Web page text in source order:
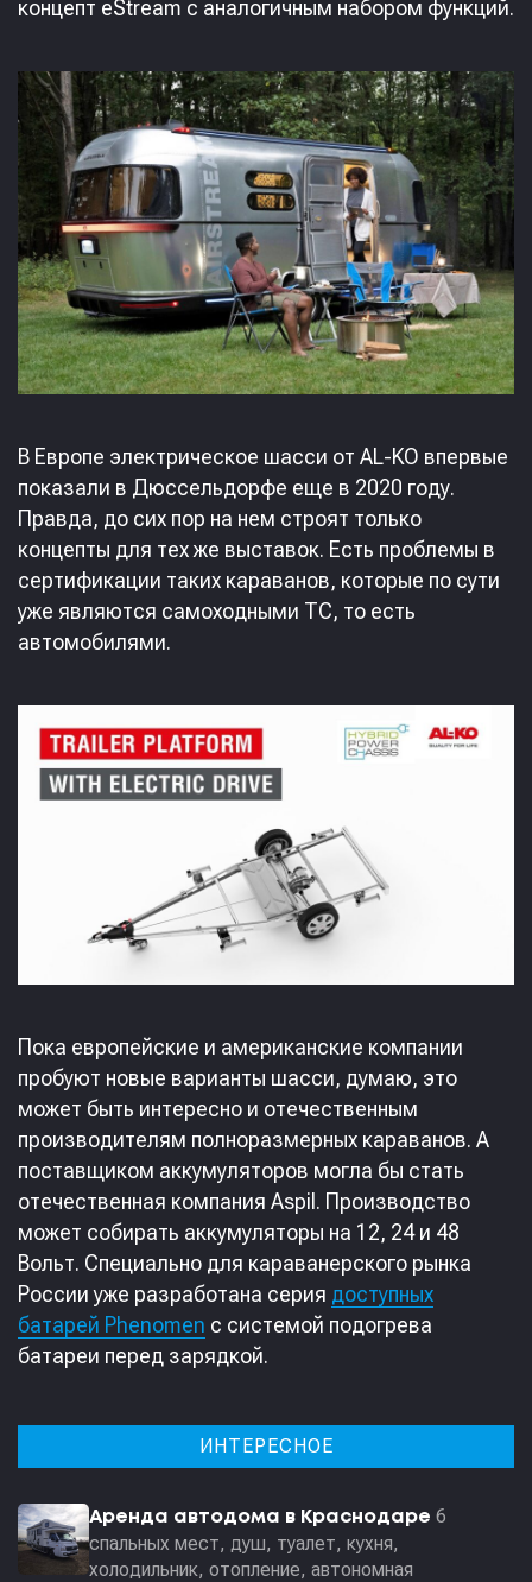
концепт eStream с аналогичным набором функций.
В Европе электрическое шасси от AL-KO впервые
показали в Дюссельдорфе еще в 2020 году.
Правда, до сих пор на нем строят только
концепты для тех же выставок. Есть проблемы в
сертификации таких караванов, которые по сути
уже являются самоходными ТС, то есть
автомобилями.
Пока европейские и американские компании
пробуют новые варианты шасси, думаю, это
может быть интересно и отечественным
производителям полноразмерных караванов. А
поставщиком аккумуляторов могла бы стать
отечественная компания Aspil. Производство
может собирать аккумуляторы на 12, 24 и 48
Вольт. Специально для караванерского рынка
России уже разработана серия доступных
батарей Phenomen с системой подогрева
батареи перед зарядкой.
ИНТЕРЕСНОЕ
Аренда автодома в Краснодаре 6
спальных мест, душ, туалет, кухня,
холодильник, отопление, автономная